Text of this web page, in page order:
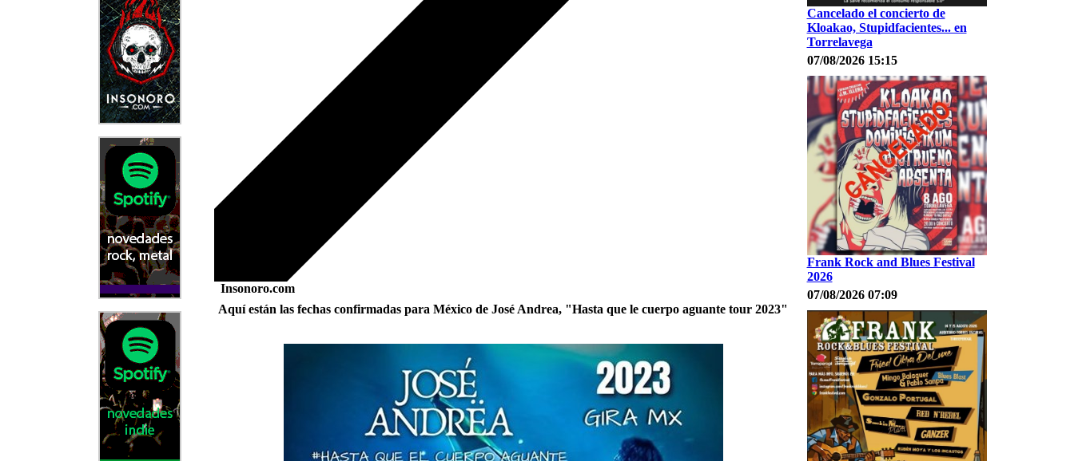
Insonoro.com
Aquí están las fechas confirmadas para México de José Andrea, "Hasta que le cuerpo aguante tour 2023"
Cancelado el concierto de
Kloakao, Stupidfacientes... en
Torrelavega
07/08/2026 15:15
Frank Rock and Blues Festival
2026
07/08/2026 07:09